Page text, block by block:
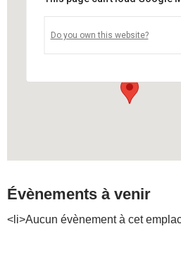
n51,luxembourg - luxembourg
Voir Évènements
Do you own this website?
Évènements à venir
<li>Aucun évènement à cet